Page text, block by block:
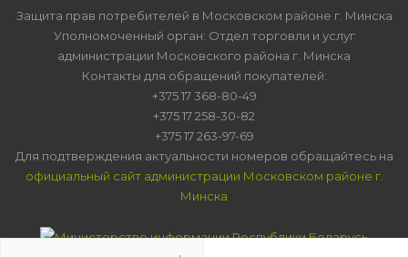
Защита прав потребителей в Московском районе г. Минска
Уполномоченный орган: Отдел торговли и услуг
администрации Московского района г. Минска
Контакты для обращений покупателей:
+375 17 368-80-49
+375 17 258-30-82
+375 17 263-97-69
Для подтверждения актуальности номеров обращайтесь на
официальный сайт администрации Московском районе г.
Минска